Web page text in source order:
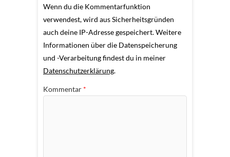
Wenn du die Kommentarfunktion
verwendest, wird aus Sicherheitsgründen
auch deine IP-Adresse gespeichert. Weitere
Informationen über die Datenspeicherung
und -Verarbeitung findest du in meiner
Datenschutzerklärung.
Kommentar *